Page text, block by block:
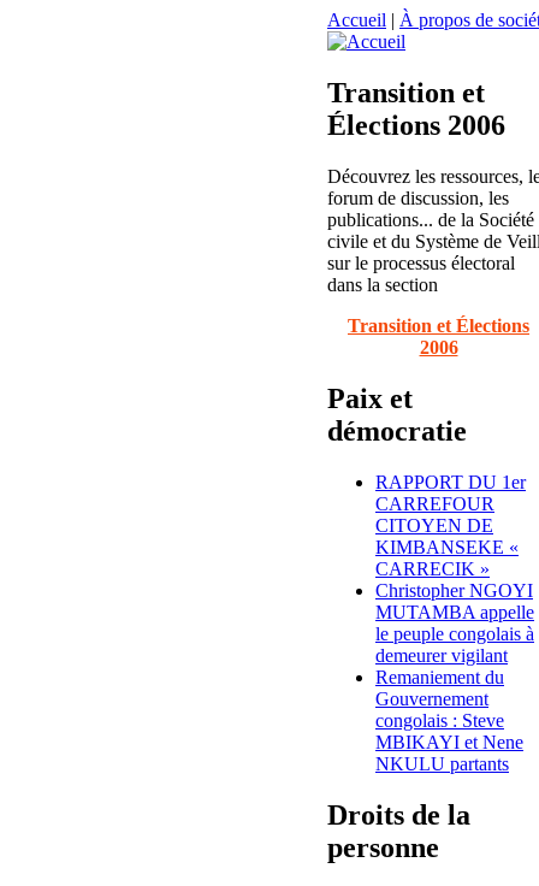
Accueil | À propos de
Transition et
Élections 2006
Découvrez les ressources,
forum de discussion, les
publications... de la Société
civile et du Système de
sur le processus électoral
dans la section
Transition et Élections
2006
Paix et
démocratie
RAPPORT DU 1er
CARREFOUR
CITOYEN DE
KIMBANSEKE «
CARRECIK »
Christopher NGOYI
MUTAMBA appelle
le peuple congolais à
demeurer vigilant
Remaniement du
Gouvernement
congolais : Steve
MBIKAYI et Nene
NKULU partants
Droits de la
personne